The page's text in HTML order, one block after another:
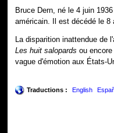
Bruce Dern, né le 4 juin
américain. Il est décédé le 8
La disparition inattendue de
Les huit salopards ou
vague d'émotion aux États-
Traductions : English